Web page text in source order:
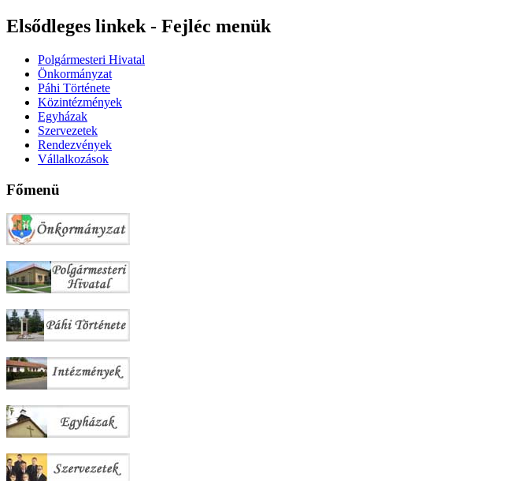
Elsődleges linkek - Fejléc menük
Polgármesteri Hivatal
Önkormányzat
Páhi Története
Közintézmények
Egyházak
Szervezetek
Rendezvények
Vállalkozások
Főmenü